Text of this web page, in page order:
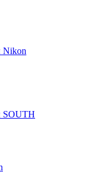
Nikon
SOUTH